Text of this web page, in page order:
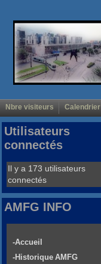
Nbre visiteurs Calendrier
Utilisateurs
connectés
Il y a 173 utilisateurs
connectés
AMFG INFO
-Accueil
-Historique AMFG